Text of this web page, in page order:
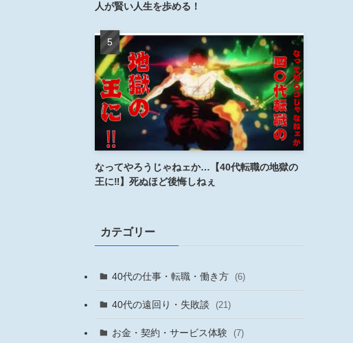
人が賢い人生を歩める！
なってやろうじゃねェか…【40代転職の地獄の
王に‼︎】死ぬほど後悔しねぇ
カテゴリー
40代の仕事・転職・働き方 (6)
40代の遠回り・失敗談 (21)
お金・契約・サービス体験 (7)